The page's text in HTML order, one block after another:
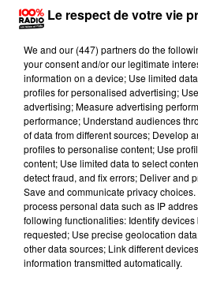
Lecture (4 min 15 sec)
100%
100% Radio les infos des
Le respect de votre vie
We and our (447) partnersdo the
your consent and/or our legitimate
information on a device; Use limited
profiles for personalised advertising;
advertising; Measure advertising
performance; Understand audiences
of data from different sources; Develop
profiles to personalise content; Use
content; Use limited data to select
detect fraud, and fix errors; Deliver and
Save and communicate privacy
process personal data such as IP
following functionalities: Identify
requested; Use precise geolocation
other data sources; Link different
information transmitted automatically.